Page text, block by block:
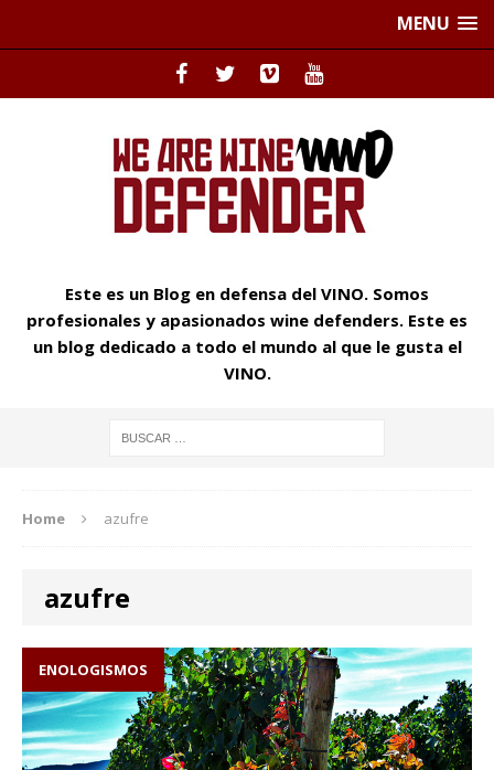
MENU
Este es un Blog en defensa del VINO. Somos
profesionales y apasionados wine defenders. Este es
un blog dedicado a todo el mundo al que le gusta el
VINO.
Home azufre
azufre
ENOLOGISMOS